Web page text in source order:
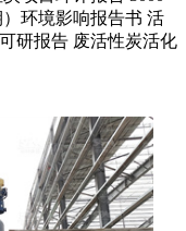
环境影响报告书 活
研报告 废活性炭活化